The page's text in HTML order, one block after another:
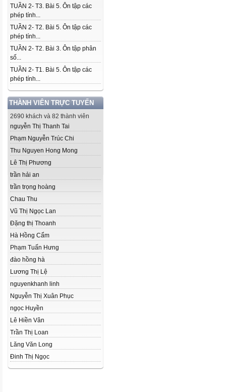
TUẦN 2- T3. Bài 5. Ôn tập các
phép tính...
TUẦN 2- T2. Bài 5. Ôn tập các
phép tính...
TUẦN 2- T2. Bài 3. Ôn tập phân
số...
TUẦN 2- T1. Bài 5. Ôn tập các
phép tính...
THÀNH VIÊN TRỰC TUYẾN
2690 khách và 82 thành viên
nguyễn Thị Thanh Tai
Phạm Nguyễn Trúc Chi
Thu Nguyen Hong Mong
Lê Thị Phương
trần hải an
trần trọng hoàng
Chau Thu
Vũ Thị Ngọc Lan
Đặng thị Thoanh
Hà Hồng Cẩm
Phạm Tuấn Hưng
đào hồng hà
Lương Thị Lệ
nguyenkhanh linh
Nguyễn Thị Xuân Phục
ngọc Huyền
Lê Hiền Vân
Trần Thị Loan
Lăng Văn Long
Đinh Thị Ngọc